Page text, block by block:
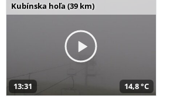
Kubínska hoľa (39 km)
13:31 14,8 °C